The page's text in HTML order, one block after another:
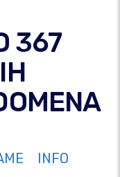
367
INFO